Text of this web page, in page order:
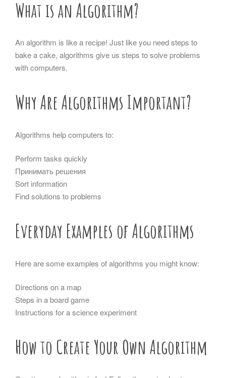
What is an Algorithm?
An algorithm is like a recipe! Just like you need steps to
bake a cake, algorithms give us steps to solve problems
with computers.
Why Are Algorithms Important?
Algorithms help computers to:
Perform tasks quickly
Принимать решения
Sort information
Find solutions to problems
Everyday Examples of Algorithms
Here are some examples of algorithms you might know:
Directions on a map
Steps in a board game
Instructions for a science experiment
How to Create Your Own Algorithm